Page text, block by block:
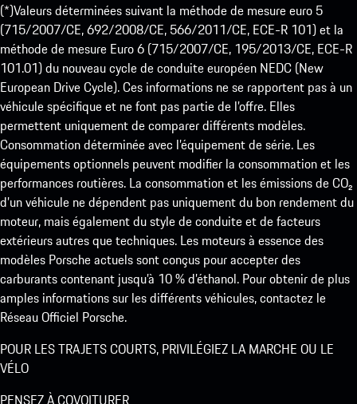
(*)Valeurs déterminées suivant la méthode de mesure euro 5
(715/2007/CE, 692/2008/CE, 566/2011/CE, ECE-R 101) et la
méthode de mesure Euro 6 (715/2007/CE, 195/2013/CE, ECE-R
101.01) du nouveau cycle de conduite européen NEDC (New
European Drive Cycle). Ces informations ne se rapportent pas à un
véhicule spécifique et ne font pas partie de l’offre. Elles
permettent uniquement de comparer différents modèles.
Consommation déterminée avec l’équipement de série. Les
équipements optionnels peuvent modifier la consommation et les
performances routières. La consommation et les émissions de CO₂
d’un véhicule ne dépendent pas uniquement du bon rendement du
moteur, mais également du style de conduite et de facteurs
extérieurs autres que techniques. Les moteurs à essence des
modèles Porsche actuels sont conçus pour accepter des
carburants contenant jusqu’à 10 % d’éthanol. Pour obtenir de plus
amples informations sur les différents véhicules, contactez le
Réseau Officiel Porsche.
POUR LES TRAJETS COURTS, PRIVILÉGIEZ LA MARCHE OU LE
VÉLO
PENSEZ À COVOITURER